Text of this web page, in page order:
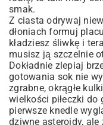
smak.
Z ciasta odrywaj
dłoniach formuj
kładziesz śliwkę i
musisz ją szczelnie
Dokładnie zlepiaj
gotowania sok nie
zgrabne, okrągłe
wielkości piłeczki do
pierwsze knedle
dziwne asteroidy, ale